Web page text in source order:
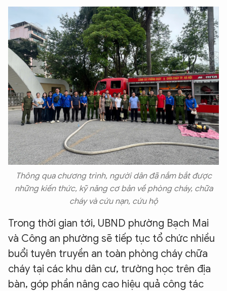
Thông qua chương trình, người dân đã nắm bắt được
những kiến thức, kỹ năng cơ bản về phòng cháy, chữa
cháy và cứu nạn, cứu hộ
Trong thời gian tới, UBND phường Bạch Mai
và Công an phường sẽ tiếp tục tổ chức nhiều
buổi tuyên truyền an toàn phòng cháy chữa
cháy tại các khu dân cư, trường học trên địa
bàn, góp phần nâng cao hiệu quả công tác
Hãy hỏi tôi bất kỳ điều gì bạn cần biết về
An Ninh Thủ Đô nhé. Tôi sẵn sàng hỗ trợ!